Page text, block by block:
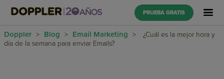
PRUEBA GRATIS
Doppler > Blog > Email Marketing >
¿Cuál es la mejor hora y
día de la semana para enviar Emails?